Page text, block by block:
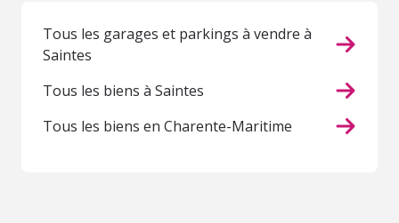
Tous les garages et parkings à vendre à
Saintes
Tous les biens à Saintes
Tous les biens en Charente-Maritime